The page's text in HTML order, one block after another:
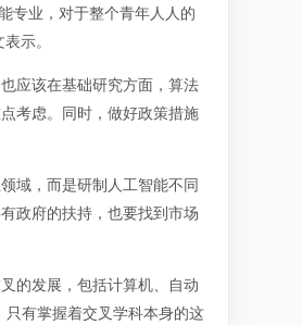
专业，对于整个青年人人的
示。
应该在基础研究方面，算法
考虑。同时，做好政策措施
域，而是研制人工智能不同
政府的扶持，也要找到市场
的发展，包括计算机、自动
有掌握着交叉学科本身的这